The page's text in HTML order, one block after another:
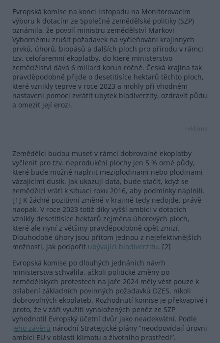
Evropská komise na konci listopadu na Monitorovacím
výboru k dotacím ze Společné zemědělské politiky (SZP)
oznámila, že povolí ministru zemědělství Markovi
Výbornému zrušit požadavek na vyčleňování krajinných
prvků, úhorů, biopásů a dalších ploch pro přírodu v rámci
tzv. celofaremní ekoplatby, do které ministerstvo
zemědělství dává 6 miliard korun ročně. Česká krajina tak
pravděpodobně přijde o desetitisíce hektarů těchto ploch,
které vznikly teprve v roce 2023 a mohly při vhodném
nastavení pomoci zvrátit úbytek biodiverzity, ozdravit půdu
a omezit její erozi.
reklama
Zemědělci budou muset v rámci dobrovolné ekoplatby
vyčlenit pro tzv. neprodukční plochy jen 5 % orné půdy,
které bude možné naplnit meziplodinami nebo plodinami
vázajícími dusík. Jak ukazují data, bude stačit, když se
zemědělci vrátí k situaci roku 2016, aby podmínky naplnili.
[1] K žádné pozitivní změně v krajině tedy nedojde, právě
naopak. V roce 2023 totiž díky vyšší ambici v dotacích
vznikly desetitisíce hektarů zejména úhorových ploch,
které ale nyní z většiny pravděpodobně opět zmizí.
Dlouhodobé úhory jsou přitom jednou z nejefektivnějších
možností, jak podpořit ubývající biodiverzitu. [2]
Evropská komise po dlouhých jednáních návrh
ministerstva schválila, ačkoli politické změny po
zemědělských protestech na jaře 2024 měly vést pouze k
oslabení základních povinných požadavků DZES, nikoli
dobrovolných ekoplateb. Rozhodnutí komise je překvapivé i
proto, že v září využití vynaložených peněz ze SZP
vyhodnotil Evropský účetní dvůr jako neadekvátní. Podle
jeho závěrů národní Strategické plány “neodpovídají úrovni
ambicí EU v oblasti klimatu a životního prostředí”.